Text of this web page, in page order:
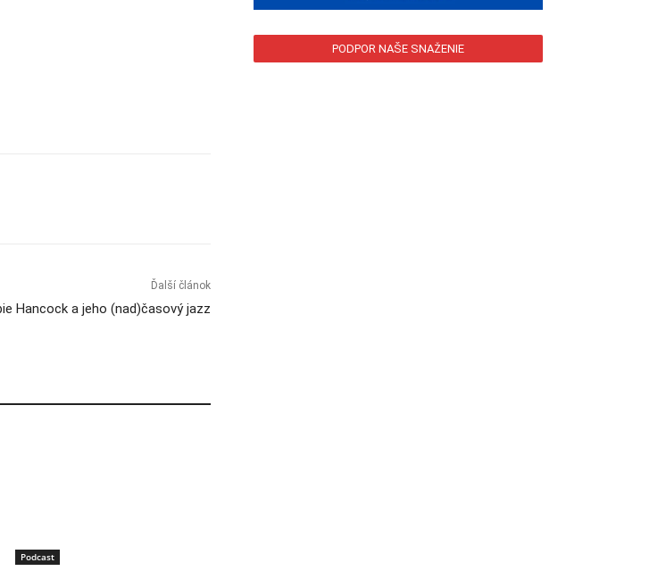
Ďalší článok
Hancock a jeho (nad)časový jazz
Podcast
PODPOR NAŠE SNAŽENIE